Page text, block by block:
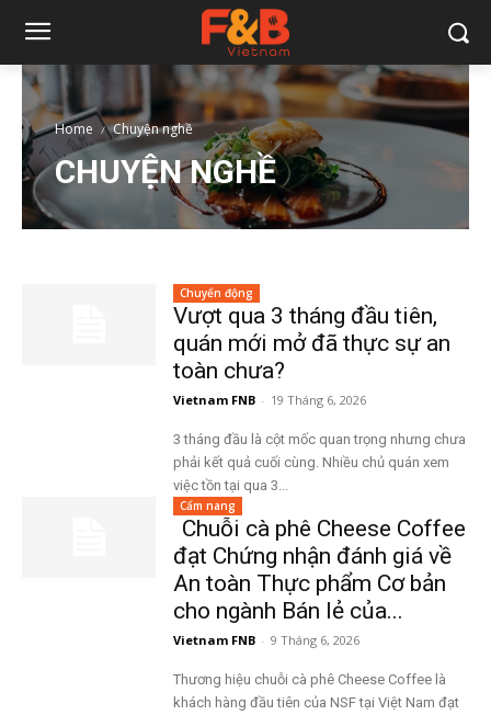
Home Chuyện nghề
CHUYỆN NGHỀ
Chuyển động
Vượt qua 3 tháng đầu tiên,
quán mới mở đã thực sự an
toàn chưa?
Vietnam FNB - 19 Tháng 6, 2026
3 tháng đầu là cột mốc quan trọng nhưng chưa
phải kết quả cuối cùng. Nhiều chủ quán xem
việc tồn tại qua 3...
Cẩm nang
Chuỗi cà phê Cheese Coffee
đạt Chứng nhận đánh giá về
An toàn Thực phẩm Cơ bản
cho ngành Bán lẻ của...
Vietnam FNB - 9 Tháng 6, 2026
Thương hiệu chuỗi cà phê Cheese Coffee là
khách hàng đầu tiên của NSF tại Việt Nam đạt